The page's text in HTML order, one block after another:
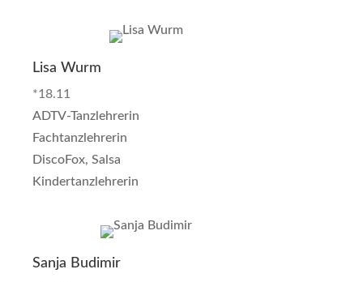
Lisa Wurm
*18.11
ADTV-Tanzlehrerin
Fachtanzlehrerin
DiscoFox, Salsa
Kindertanzlehrerin
Sanja Budimir